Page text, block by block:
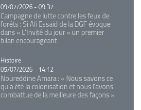
09/07/2026 - 09:37
Campagne de lutte contre les feux de
forêts : Si Ali Essaid de la DGF évoque
dans « L'Invité du jour » un premier
bilan encourageant
Catégorie
Histoire
05/07/2026 - 14:12
Noureddine Amara : « Nous savons ce
qu’a été la colonisation et nous l’avons
combattue de la meilleure des façons »